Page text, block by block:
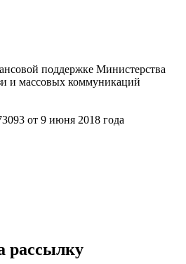
поддержке Министерства
и массовых коммуникаций
от 9 июня 2018 года
рассылку